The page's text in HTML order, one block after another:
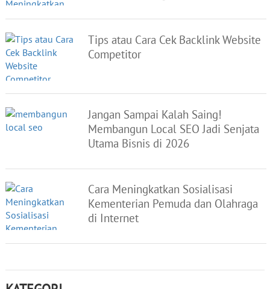
Tips atau Cara Cek Backlink Website
Competitor
Jangan Sampai Kalah Saing!
Membangun Local SEO Jadi Senjata
Utama Bisnis di 2026
Cara Meningkatkan Sosialisasi
Kementerian Pemuda dan Olahraga
di Internet